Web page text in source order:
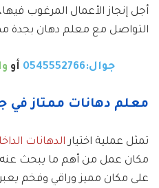
أجل إنجاز الأعمال المرغوب
التواصل مع معلم دهان بجدة
جوال:0545552766 أو
معلم دهانات ممتاز في
تمثل عملية اختيارالدهانات
مكان عمل من أهم ما يبحث
على مكان مميز وراقي وفخم